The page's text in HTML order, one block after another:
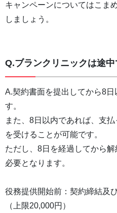
キャンペーンについてはこま
しましょう。
Q.ブランクリニックは途中
A.契約書面を提出してから8
す。
また、8日以内であれば、支
を受けることが可能です。
ただし、8日を経過してから
必要となります。
役務提供開始前：契約締結及
（上限20,000円）